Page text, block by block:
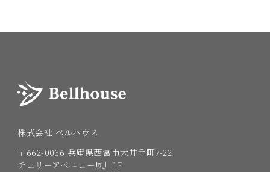
株式会社 ベルハウス
〒662-0036 兵庫県西宮市大井手町7-22
チェリーアベニュー夙川1F